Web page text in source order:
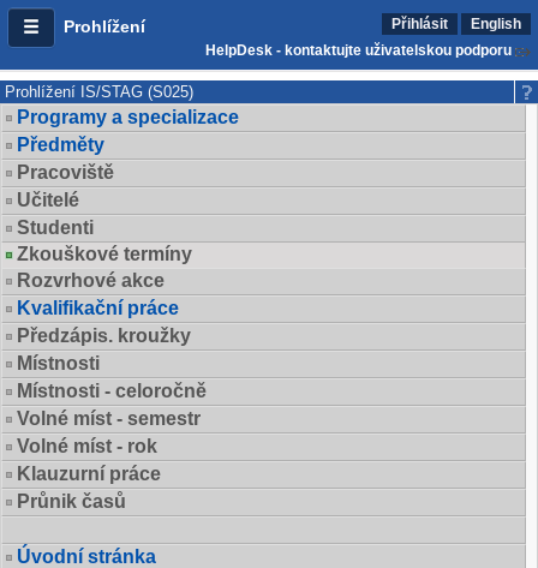
Prohlížení Přihlásit
English
HelpDesk - kontaktujte uživatelskou podporu
Prohlížení IS/STAG (S025)
Programy a specializace
Předměty
Pracoviště
Učitelé
Studenti
Zkouškové termíny
Rozvrhové akce
Kvalifikační práce
Předzápis. kroužky
Místnosti
Místnosti - celoročně
Volné míst - semestr
Volné míst - rok
Klauzurní práce
Průnik časů
Úvodní stránka